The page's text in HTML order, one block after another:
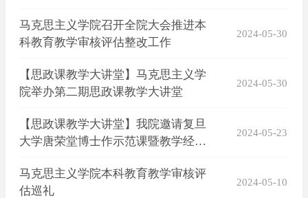
马克思主义学院召开全院大会推进本
科教育教学审核评估整改工作
2024-05-30
【思政课教学大讲堂】马克思主义学
院举办第二期思政课教学大讲堂
2024-05-30
【思政课教学大讲堂】我院邀请复旦
大学唐荣堂博士作示范课暨教学经验
2024-05-23
马克思主义学院本科教育教学审核评
估巡礼
2024-05-10